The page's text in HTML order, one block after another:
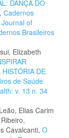
DANÇA DO
, Cadernos
of
Brasileiros
Elizabeth
HISTÓRIA DE
de Saúde
v. 13 n. 34
Elias Carim
Cavalcanti, O